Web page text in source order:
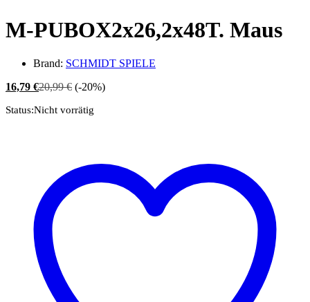
M-PUBOX2x26,2x48T. Maus
Brand: SCHMIDT SPIELE
16,79 €20,99€ (-20%)
Status:Nicht vorrätig